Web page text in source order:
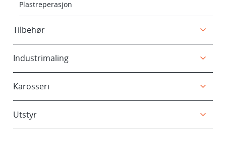
Plastreperasjon
Tilbehør
Industrimaling
Karosseri
Utstyr